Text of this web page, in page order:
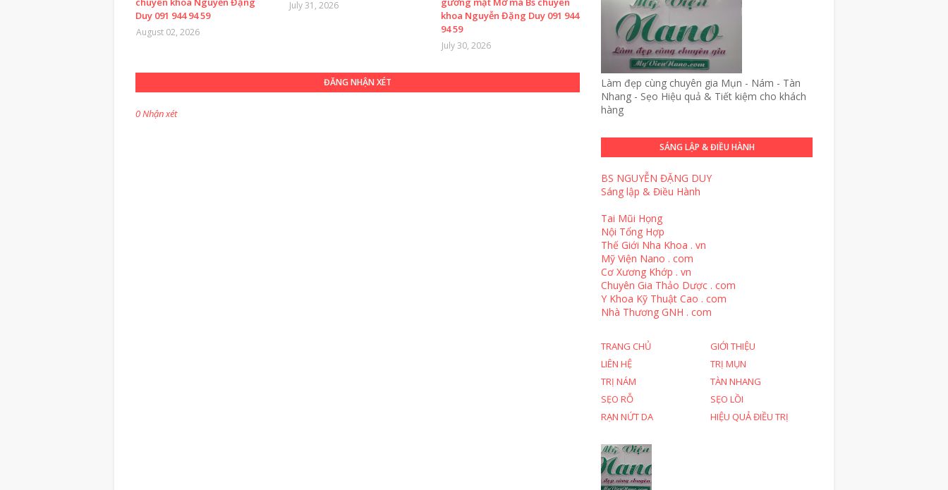
Duy 091 944 94 59
August 02, 2026
July 31, 2026
khoa Nguyễn Đặng Duy 091 944
94 59
July 30, 2026
ĐĂNG NHẬN XÉT
0 Nhận xét
Làm đẹp cùng chuyên gia Mụn - Nám - Tàn
Nhang - Sẹo Hiệu quả & Tiết kiệm cho khách
hàng
SÁNG LẬP & ĐIỀU HÀNH
BS NGUYỄN ĐẶNG DUY
Sáng lập & Điều Hành
Tai Mũi Họng
Nội Tổng Hợp
Thế Giới Nha Khoa . vn
Mỹ Viện Nano . com
Cơ Xương Khớp . vn
Chuyên Gia Thảo Dược . com
Y Khoa Kỹ Thuật Cao . com
Nhà Thương GNH . com
TRANG CHỦ
GIỚI THIỆU
LIÊN HỆ
TRỊ MỤN
TRỊ NÁM
TÀN NHANG
SẸO RỖ
SẸO LỒI
RẠN NỨT DA
HIỆU QUẢ ĐIỀU TRỊ